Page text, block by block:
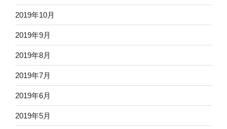
2019年10月
2019年9月
2019年8月
2019年7月
2019年6月
2019年5月